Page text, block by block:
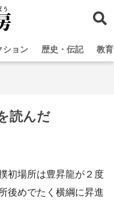
ション 歴史・伝記 教
読んだ
初場所は豊昇龍が２度
後めでたく横綱に昇進